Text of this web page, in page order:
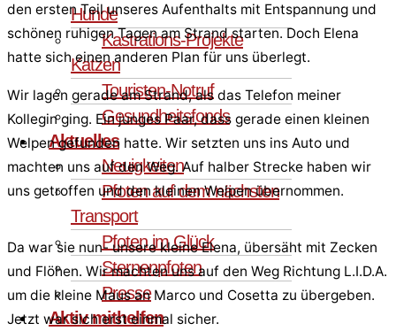
Hunde
Kastrations-Projekte
Katzen
Touristen-Notruf
Gesundheitsfonds
Aktuelles
Neuigkeiten
Pfoten auf dem nächsten
Transport
Pfoten im Glück
Sternenpfoten
Presse
Aktiv mithelfen
den ersten Teil unseres Aufenthalts mit Entspannung und
schönen ruhigen Tagen am Strand starten. Doch Elena
hatte sich einen anderen Plan für uns überlegt.
Wir lagen gerade am Strand, als das Telefon meiner
Kollegin ging. Ein junges Paar, dass gerade einen kleinen
Welpen gefunden hatte. Wir setzten uns ins Auto und
machten uns auf den Weg. Auf halber Strecke haben wir
uns getroffen und den kleinen Welpen übernommen.
Da war sie nun- unsere kleine Elena, übersäht mit Zecken
und Flöhen. Wir machten uns auf den Weg Richtung L.I.D.A.
um die kleine Maus an Marco und Cosetta zu übergeben.
Jetzt war sich erst einmal sicher.